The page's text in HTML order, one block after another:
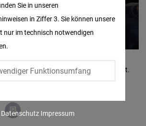
einer Protestaktion teil, bei der sie
und Bildungswesen fordern, in Rabat.
PRESS | STR
Sie in unseren
in Ziffer 3. Sie können unsere
nur im technisch notwendigen
Funktionsumfang
Datenschutz Impressum